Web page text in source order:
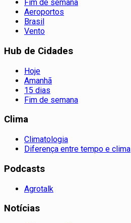
Fim de semana
Aeroportos
Brasil
Vento
Hub de Cidades
Hoje
Amanhã
15 dias
Fim de semana
Clima
Climatologia
Diferença entre tempo e clima
Podcasts
Agrotalk
Notícias